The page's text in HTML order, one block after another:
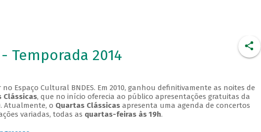
Temporada 2014
Espaço Cultural BNDES. Em 2010, ganhou definitivamente as noites de
Clássicas, que no início oferecia ao público apresentações gratuitas da
Atualmente, o Quartas Clássicasapresenta uma agenda de concertos
variadas, todas as quartas-feiras às 19h.